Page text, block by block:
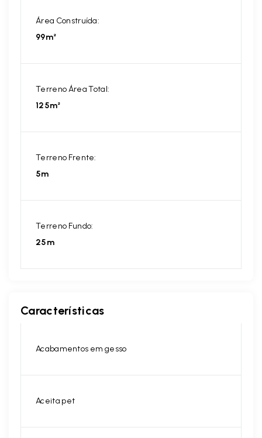
Área Construída:
99m²
Terreno Área Total:
125m²
Terreno Frente:
5m
Terreno Fundo:
25m
Características
Acabamentos em gesso
Aceita pet